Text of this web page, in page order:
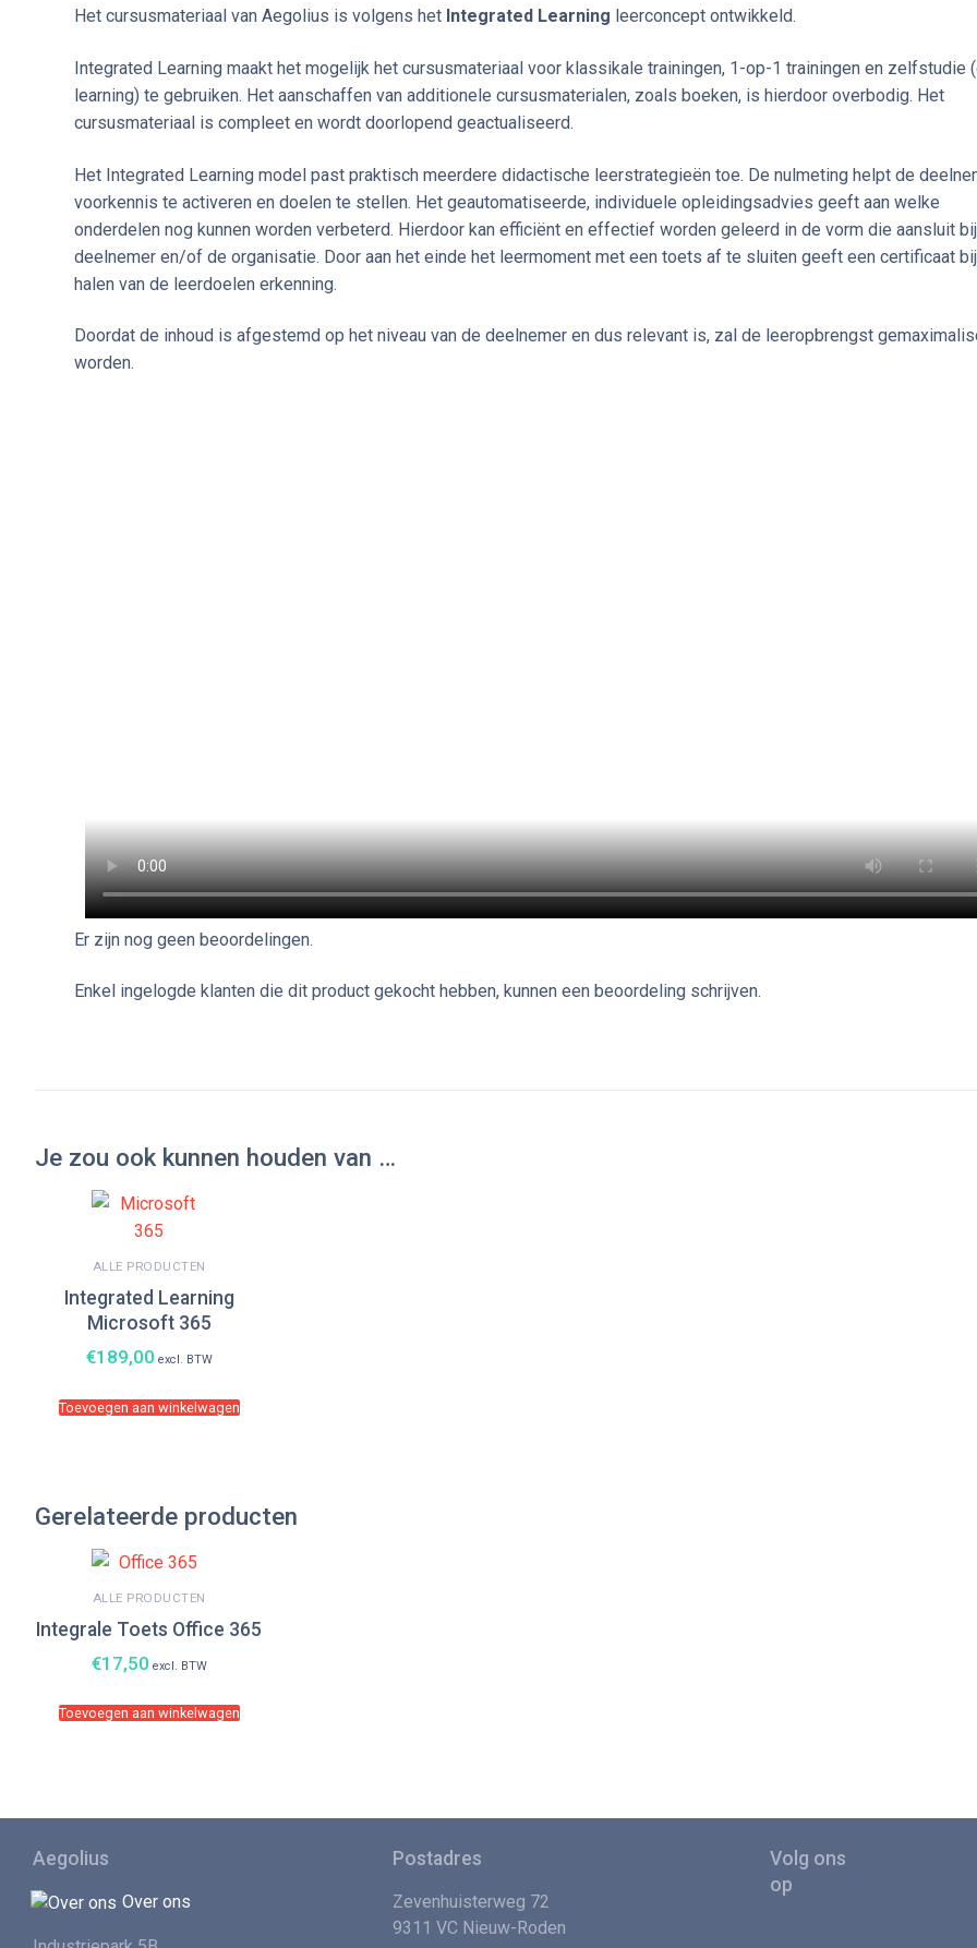
Het cursusmateriaal van Aegolius is volgens het Integrated Learning leerconcept ontwikkeld.
Integrated Learning maakt het mogelijk het cursusmateriaal voor klassikale trainingen, 1-op-1 trainingen en zelfstudie
learning) te gebruiken. Het aanschaffen van additionele cursusmaterialen, zoals boeken, is hierdoor overbodig. Het
cursusmateriaal is compleet en wordt doorlopend geactualiseerd.
Het Integrated Learning model past praktisch meerdere didactische leerstrategieën toe. De nulmeting helpt de
voorkennis te activeren en doelen te stellen. Het geautomatiseerde, individuele opleidingsadvies geeft aan welke
onderdelen nog kunnen worden verbeterd. Hierdoor kan efficiënt en effectief worden geleerd in de vorm die aansluit
deelnemer en/of de organisatie. Door aan het einde het leermoment met een toets af te sluiten geeft een certificaat
halen van de leerdoelen erkenning.
Doordat de inhoud is afgestemd op het niveau van de deelnemer en dus relevant is, zal de leeropbrengst
worden.
Er zijn nog geen beoordelingen.
Enkel ingelogde klanten die dit product gekocht hebben, kunnen een beoordeling schrijven.
Je zou ook kunnen houden van …
ALLE PRODUCTEN
Integrated Learning
Microsoft 365
€189,00 excl. BTW
Toevoegen aan winkelwagen
Gerelateerde producten
ALLE PRODUCTEN
Integrale Toets Office 365
€17,50 excl. BTW
Toevoegen aan winkelwagen
Aegolius
Over ons
Postadres
Zevenhuisterweg 72
9311 VC Nieuw-Roden